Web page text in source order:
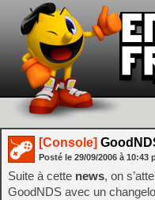
[Console]
Posté le 29/09/2006 à 10:43
Suite à cette news, on
GoodNDS avec un